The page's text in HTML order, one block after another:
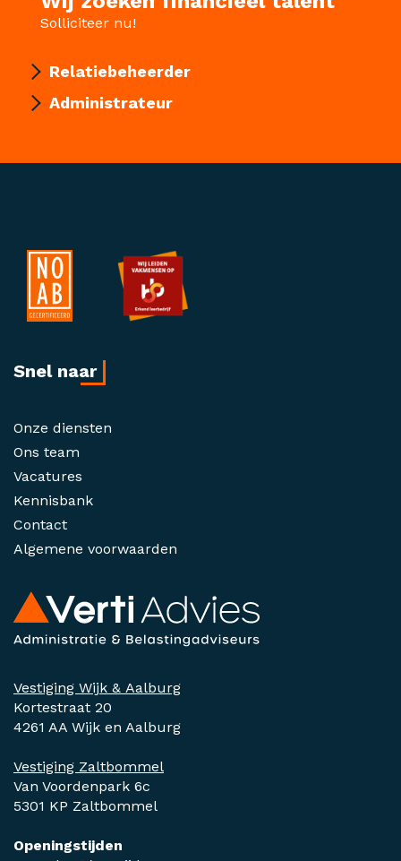
Solliciteer nu!
Relatiebeheerder
Administrateur
Vestiging Wijk & Aalburg
Kortestraat 20
4261 AA Wijk en Aalburg
Vestiging Zaltbommel
Van Voordenpark 6c
5301 KP Zaltbommel
Openingstijden
Snel naar
Onze diensten
Ons team
Vacatures
Kennisbank
Contact
Algemene voorwaarden